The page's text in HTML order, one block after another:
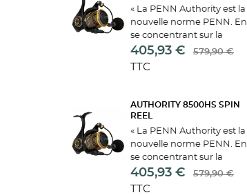
« La PENN Authority est la
nouvelle norme PENN. En
se concentrant sur la
douceur et l'étanchéité de
leur catégorie, ces
pour chaque scénario....
405,93 € 579,90 €
TTC
AUTHORITY 8500HS SPIN
REEL
« La PENN Authority est la
nouvelle norme PENN. En
se concentrant sur la
douceur et l'étanchéité de
leur catégorie, ces
405,93 € 579,90 €
TTC